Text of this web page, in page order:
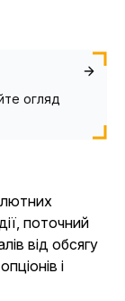
огляд
поточний
від обсягу
і